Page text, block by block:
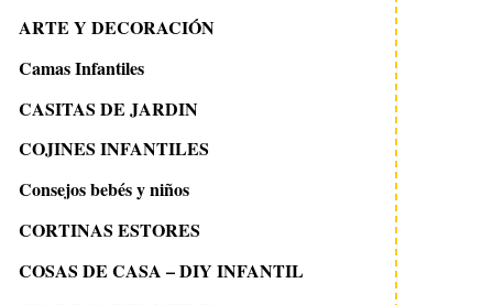
ARTE Y DECORACIÓN
Camas Infantiles
CASITAS DE JARDIN
COJINES INFANTILES
Consejos bebés y niños
CORTINAS ESTORES
COSAS DE CASA – DIY INFANTIL